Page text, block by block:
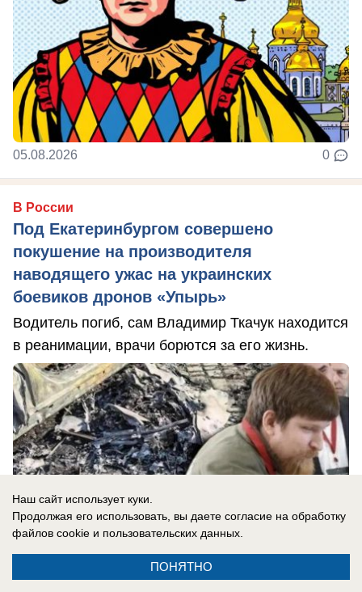
05.08.2026 0
В России
Под Екатеринбургом совершено
покушение на производителя
наводящего ужас на украинских
боевиков дронов «Упырь»
Водитель погиб, сам Владимир Ткачук находится
в реанимации, врачи борются за его жизнь.
Наш сайт использует куки.
Продолжая его использовать, вы даете согласие на обработку
файлов cookie и пользовательских данных.
ПОНЯТНО